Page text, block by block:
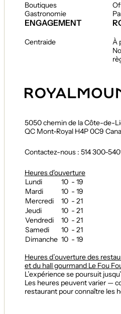
Boutiques
Gastronomie
ENGAGEMENT
Centraide
À
5050 chemin de la Côte-de-
QC Mont-Royal H4P 0C9
Contactez-nous : 514 300-
Heures d'ouverture
Lundi
10 - 19
Mardi
10 - 19
Mercredi
10 - 21
Jeudi
10 - 21
Vendredi
10 - 21
Samedi
10 - 21
Dimanche 10 - 19
Heures d’ouverture des
et du hall gourmand Le Fou
L’expérience se poursuit
Les heures peuvent varier —
restaurant pour connaître les